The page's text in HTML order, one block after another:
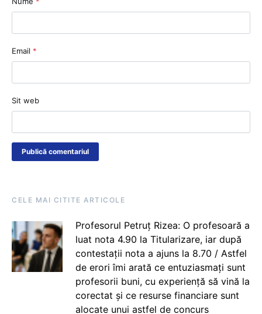
Email *
Sit web
CELE MAI CITITE ARTICOLE
Profesorul Petruț Rizea: O profesoară a
luat nota 4.90 la Titularizare, iar după
contestații nota a ajuns la 8.70 / Astfel
de erori îmi arată ce entuziasmați sunt
profesorii buni, cu experiență să vină la
corectat și ce resurse financiare sunt
alocate unui astfel de concurs